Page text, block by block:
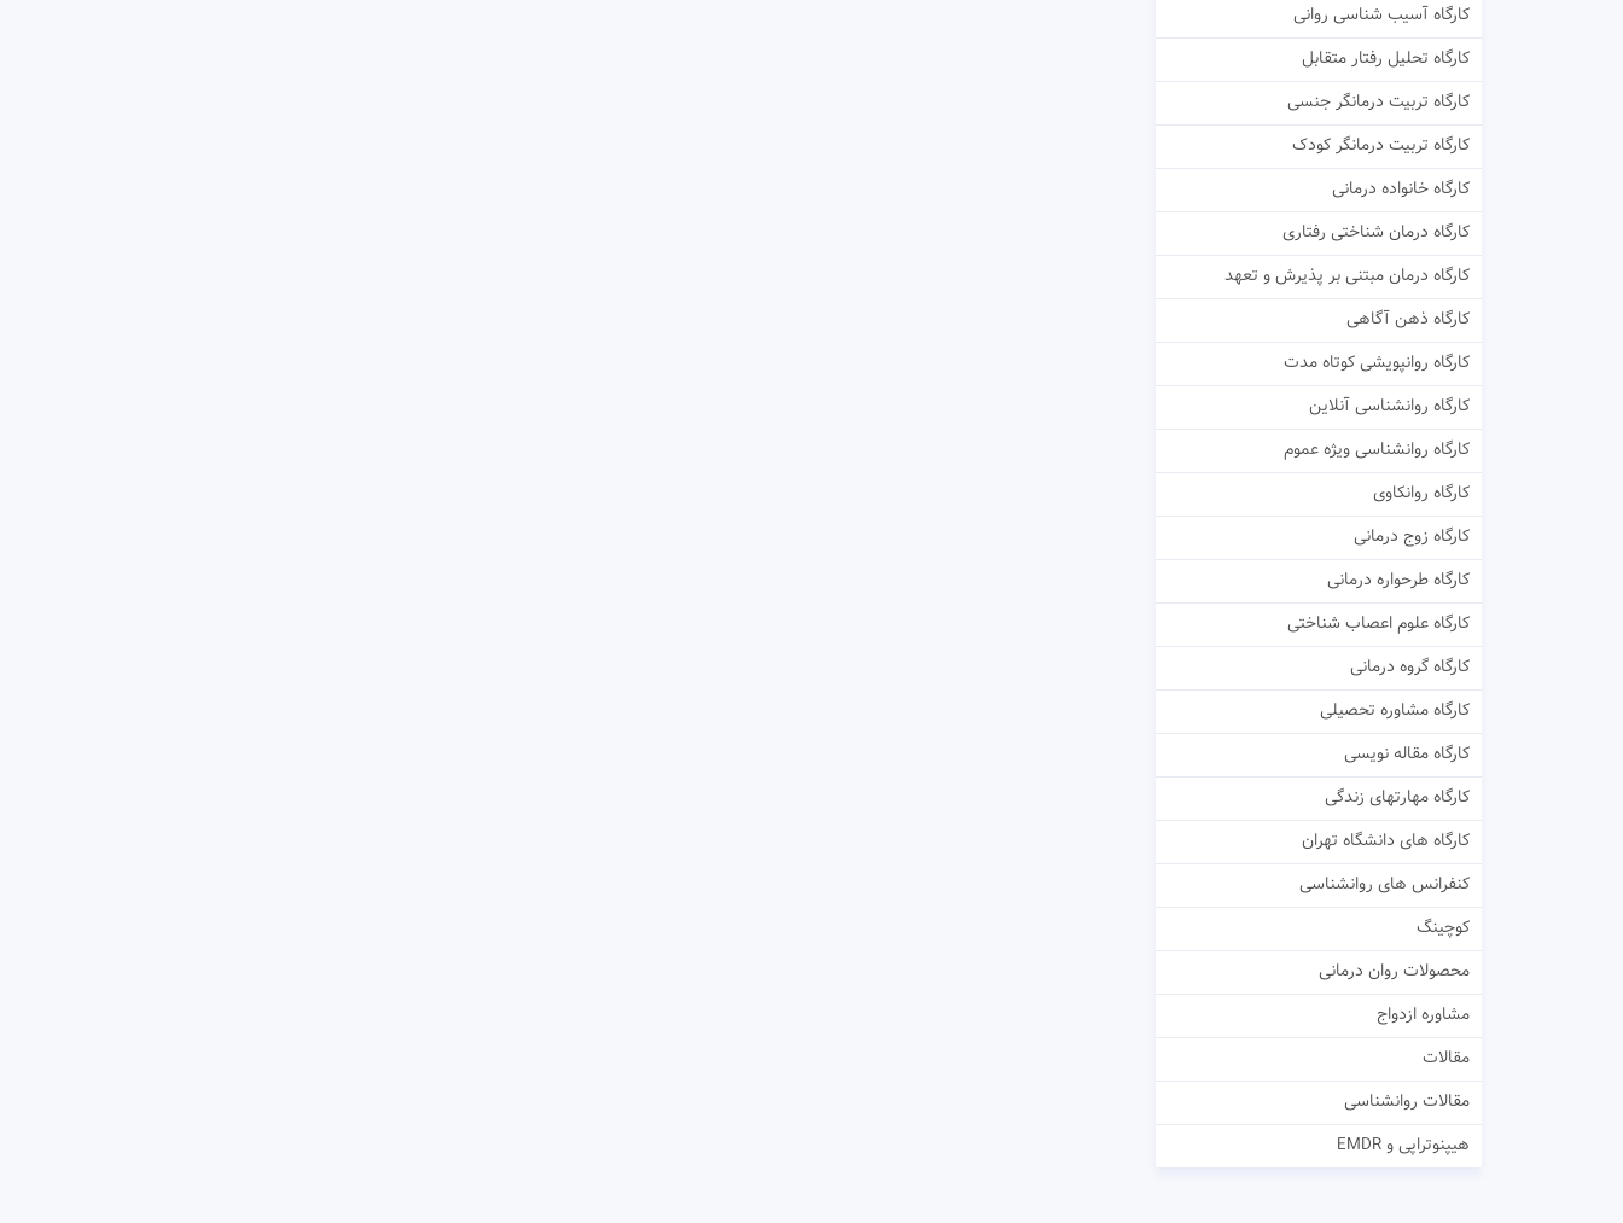
کارگاه آسیب شناسی روانی
کارگاه تحلیل رفتار متقابل
کارگاه تربیت درمانگر جنسی
کارگاه تربیت درمانگر کودک
کارگاه خانواده درمانی
کارگاه درمان شناختی رفتاری
کارگاه درمان مبتنی بر پذیرش و تعهد
کارگاه ذهن آگاهی
کارگاه روانپویشی کوتاه مدت
کارگاه روانشناسی آنلاین
کارگاه روانشناسی ویژه عموم
کارگاه روانکاوی
کارگاه زوج درمانی
کارگاه طرحواره درمانی
کارگاه علوم اعصاب شناختی
کارگاه گروه درمانی
کارگاه مشاوره تحصیلی
کارگاه مقاله نویسی
کارگاه مهارتهای زندگی
کارگاه های دانشگاه تهران
کنفرانس های روانشناسی
کوچینگ
محصولات روان درمانی
مشاوره ازدواج
مقالات
مقالات روانشناسی
هیپنوتراپی و EMDR